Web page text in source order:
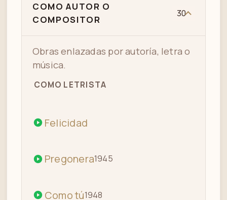
- DÚO DANTE-LARROCA
MARIANO MORES -- MIMI PINSON,
TANGO (VINTAGEMUSIC.ES)
COMO AUTOR O
COMPOSITOR
30
Obras enlazadas por autoría, letra o
música.
COMO LETRISTA
Felicidad
Pregonera1945
Como tú1948